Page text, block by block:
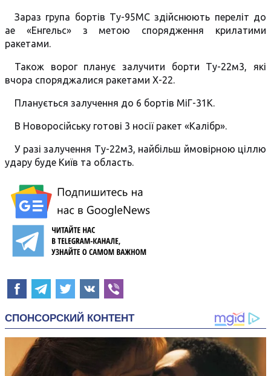
Зараз група бортів Ту-95МС здійснюють переліт до
ае «Енгельс» з метою спорядження крилатими
ракетами.
Також ворог планує залучити борти Ту-22м3, які
вчора споряджалися ракетами Х-22.
Планується залучення до 6 бортів МіГ-31К.
В Новоросійську готові 3 носії ракет «Калібр».
У разі залучення Ту-22м3, найбільш ймовірною ціллю
удару буде Київ та область.